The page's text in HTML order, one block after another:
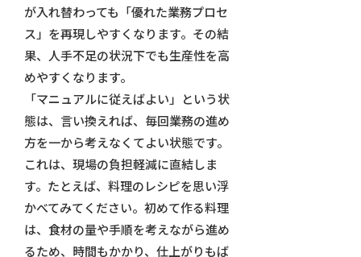
が入れ替わっても「優れた業務プロセ
ス」を再現しやすくなります。その結
果、人手不足の状況下でも生産性を高
めやすくなります。
「マニュアルに従えばよい」という状
態は、言い換えれば、毎回業務の進め
方を一から考えなくてよい状態です。
これは、現場の負担軽減に直結しま
す。たとえば、料理のレシピを思い浮
かべてみてください。初めて作る料理
は、食材の量や手順を考えながら進め
るため、時間もかかり、仕上がりもば